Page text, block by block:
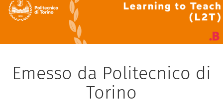
Emesso da Politecnico di
Torino